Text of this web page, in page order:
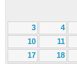
3
4
10
11
17
18